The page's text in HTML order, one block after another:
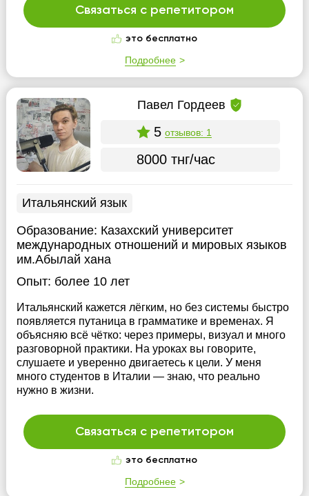
Связаться с репетитором
это бесплатно
Подробнее
Павел Гордеев
5 отзывов: 1
8000 тнг/час
Итальянский язык
Образование: Казахский университет
международных отношений и мировых языков
им.Абылай хана
Опыт: более 10 лет
Итальянский кажется лёгким, но без системы быстро
появляется путаница в грамматике и временах. Я
объясняю всё чётко: через примеры, визуал и много
разговорной практики. На уроках вы говорите,
слушаете и уверенно двигаетесь к цели. У меня
много студентов в Италии — знаю, что реально
нужно в жизни.
Связаться с репетитором
это бесплатно
Подробнее